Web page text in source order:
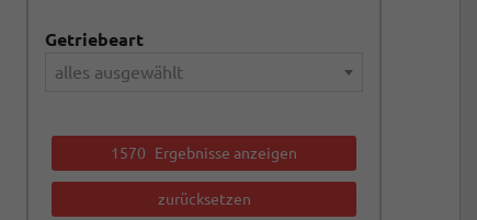
Getriebeart
alles ausgewählt
1570 Ergebnisse anzeigen
zurücksetzen